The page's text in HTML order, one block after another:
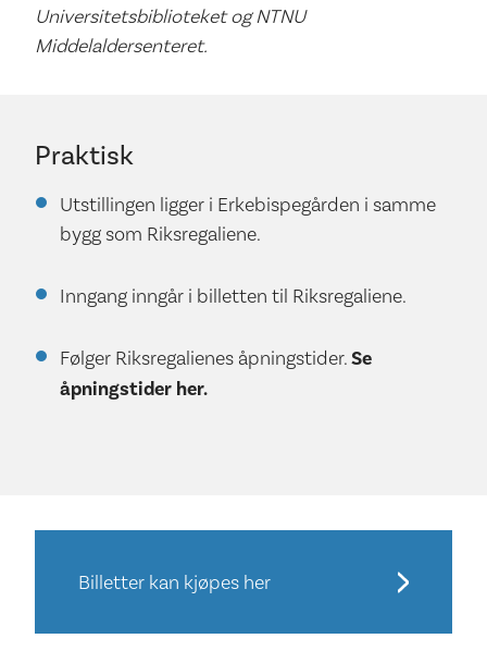
Universitetsbiblioteket og NTNU
Middelaldersenteret.
Praktisk
Utstillingen ligger i Erkebispegården i samme
bygg som Riksregaliene.
Inngang inngår i billetten til Riksregaliene.
Følger Riksregalienes åpningstider.Se
åpningstider her.
Billetter kan kjøpes her